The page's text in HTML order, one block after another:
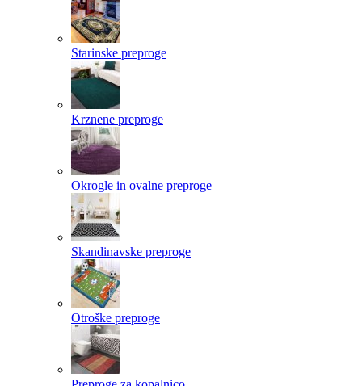
Starinske preproge
Krznene preproge
Okrogle in ovalne preproge
Skandinavske preproge
Otroške preproge